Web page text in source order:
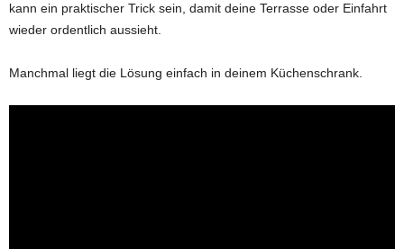
kann ein praktischer Trick sein, damit deine Terrasse oder Einfahrt
wieder ordentlich aussieht.
Manchmal liegt die Lösung einfach in deinem Küchenschrank.